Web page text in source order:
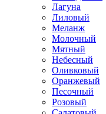
Лагуна
Лиловый
Меланж
Молочный
Мятный
Небесный
Оливковый
Оранжевый
Песочный
Розовый